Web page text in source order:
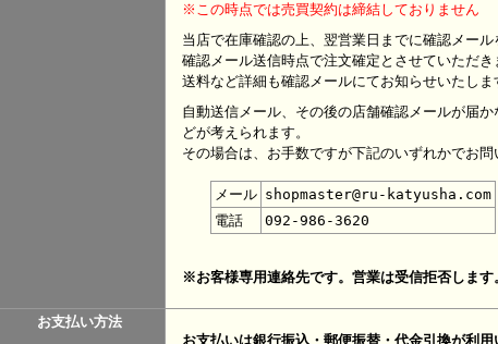
※この時点では売買契約は締結しておりません
当店で在庫確認の上、翌営業日までに確認メール
確認メール送信時点で注文確定とさせていただき
送料など詳細も確認メールにてお知らせいたしま
自動送信メール、その後の店舗確認メールが届
どが考えられます。
その場合は、お手数ですが下記のいずれかでお問
メール shopmaster@ru-katyusha.com
電話
092-986-3620
※お客様専用連絡先です。営業は受信拒否します
お支払い方法
お支払いは銀行振込・郵便振替・代金引換が利用